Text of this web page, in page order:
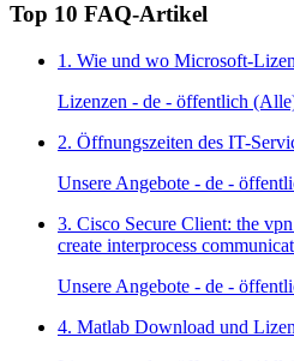
Top 10 FAQ-Artikel
1. Wie und wo Microsoft-
Lizenzen - de - öffentlich
2. Öffnungszeiten des IT-
Unsere Angebote - de -
3. Cisco Secure Client: the
create interprocess
Unsere Angebote - de -
4. Matlab Download und